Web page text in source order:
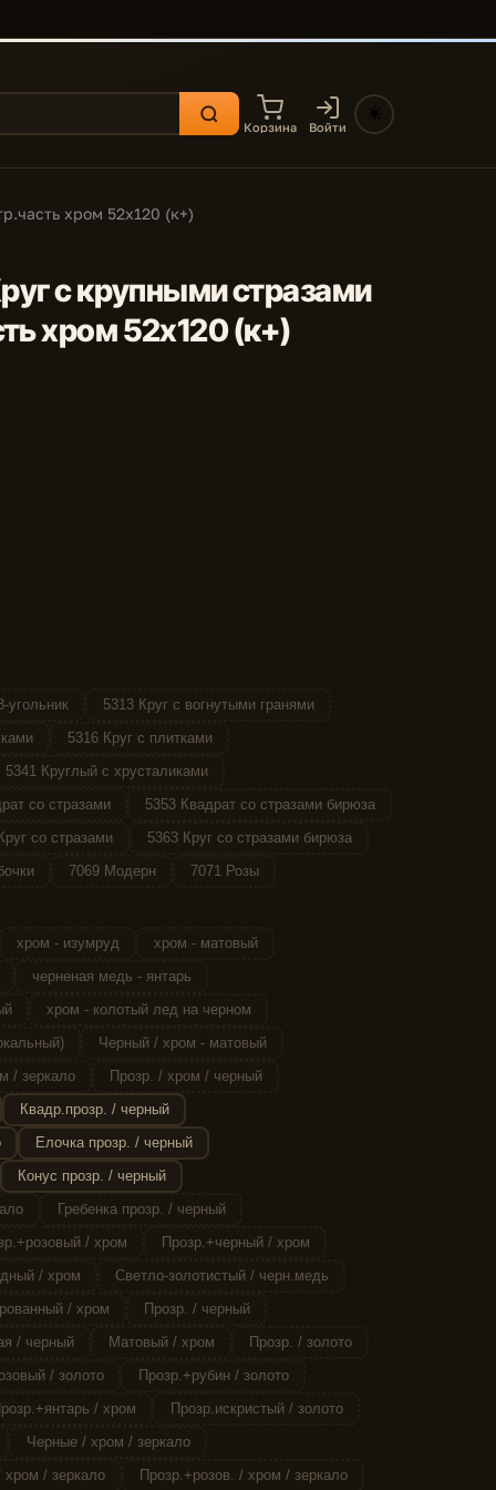
Корзина Войти
хром 52x120 (к+)
с крупными стразами
хром 52x120 (к+)
угольник
5313 Круг с вогнутыми гранями
5316 Круг с плитками
5341 Круглый с хрусталиками
со стразами
5353 Квадрат со стразами бирюза
со стразами
5363 Круг со стразами бирюза
7069 Модерн 7071 Розы
хром - изумруд
хром - матовый
черненая медь - янтарь
хром - колотый лед на черном
Черный / хром - матовый
/ зеркало
Прозр. / хром / черный
Квадр.прозр. / черный
Елочка прозр. / черный
Конус прозр. / черный
Гребенка прозр. / черный
/ хром
Прозр.+черный / хром
/ хром
Светло-золотистый / черн.медь
/ хром
Прозр. / черный
/ черный
Матовый / хром
Прозр. / золото
/ золото
Прозр.+рубин / золото
/ хром
Прозр.искристый / золото
Черные / хром / зеркало
/ зеркало
Прозр.+розов. / хром / зеркало